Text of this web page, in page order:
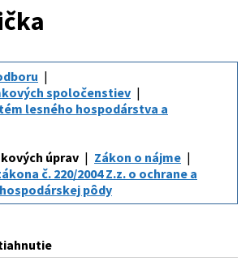
spoločenstiev
lesného hospodárstva a
úprav
Zákon o nájme
č. 220/2004 Z.z. o ochrane a
pôdy